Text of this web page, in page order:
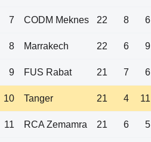
7 CODM Meknes 22 8 6
8 Marrakech 22 6 9
9 FUS Rabat 21 7 6
10 Tanger 21 4 11
11 RCA Zemamra 21 6 5